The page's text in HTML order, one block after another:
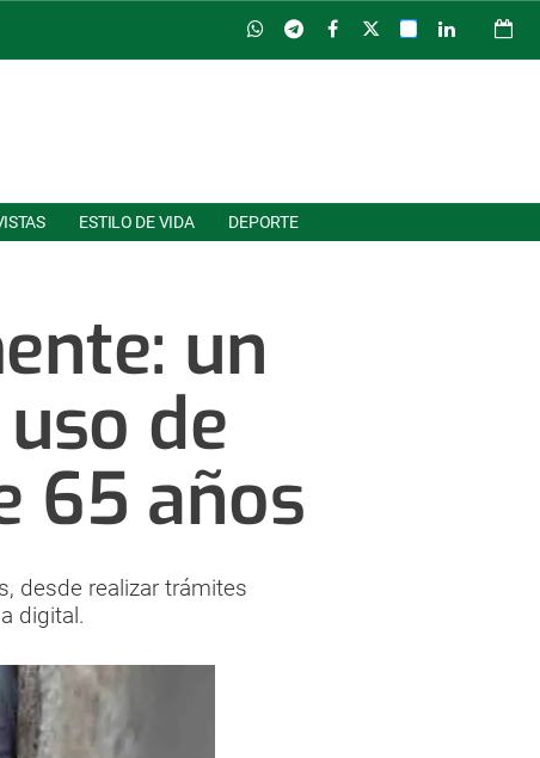
ESTILO DE VIDA DEPORTE
un
de
65 años
desde realizar trámites
digital.